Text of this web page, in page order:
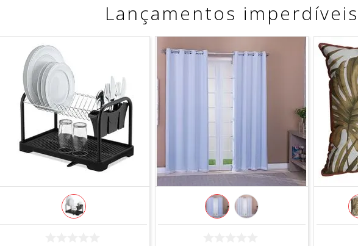
Lançamentos imperdíveis